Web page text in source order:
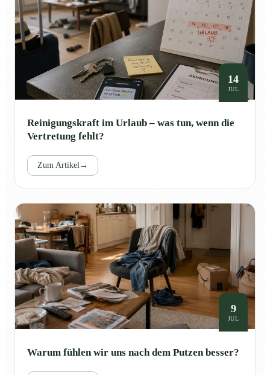
14
JUL
Reinigungskraft im Urlaub – was tun, wenn die
Vertretung fehlt?
Zum Artikel→
9
JUL
Warum fühlen wir uns nach dem Putzen besser?